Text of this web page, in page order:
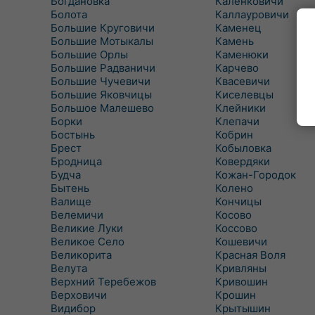
Болота
Большие Круговичи
Большие Мотыкалы
Большие Орлы
Большие Радваничи
Большие Чучевичи
Большие Яковчицы
Большое Малешево
Борки
Бостынь
Брест
Бродница
Будча
Бытень
Валище
Велемичи
Великие Луки
Великое Село
Великорита
Велута
Верхний Теребежов
Верховичи
Видибор
Каллауровичи
Каменец
Камень
Каменюки
Карчево
Квасевичи
Киселевцы
Клейники
Клепачи
Кобрин
Кобыловка
Ковердяки
Кожан-Городок
Колено
Кончицы
Косово
Коссово
Кошевичи
Красная Воля
Кривляны
Кривошин
Крошин
Крытышин